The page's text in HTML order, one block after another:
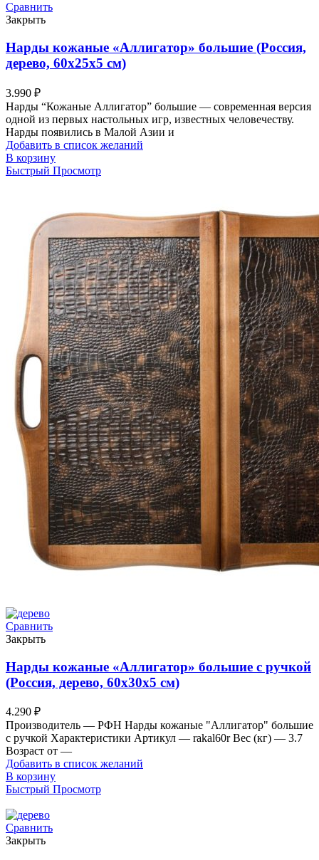
Сравнить
Закрыть
Нарды кожаные «Аллигатор» большие (Россия,
дерево, 60х25х5 см)
3.990 ₽
Нарды “Кожаные Аллигатор” большие — современная версия
одной из первых настольных игр, известных человечеству.
Нарды появились в Малой Азии и
Добавить в список желаний
В корзину
Быстрый Просмотр
Сравнить
Закрыть
Нарды кожаные «Аллигатор» большие с ручкой
(Россия, дерево, 60х30х5 см)
4.290 ₽
Производитель — РФН Нарды кожаные "Аллигатор" большие
с ручкой Характеристики Артикул — rakal60r Вес (кг) — 3.7
Возраст от —
Добавить в список желаний
В корзину
Быстрый Просмотр
Сравнить
Закрыть